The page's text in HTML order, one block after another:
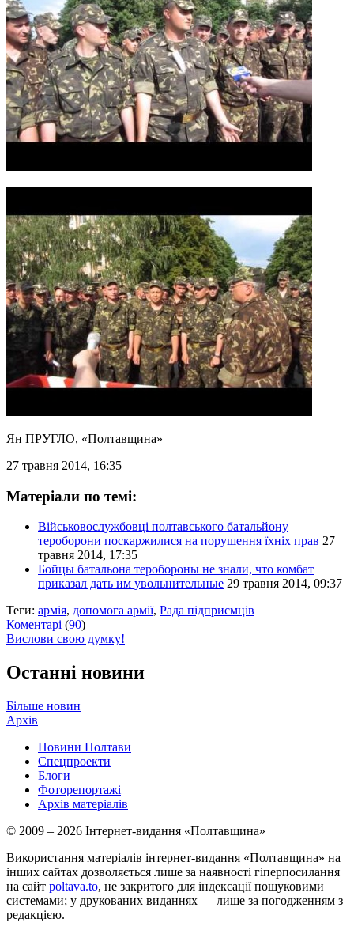
Ян ПРУГЛО, «Полтавщина»
27 травня 2014, 16:35
Матеріали по темі:
Військовослужбовці полтавського батальйону
тероборони поскаржилися на порушення їхніх прав 27
травня 2014, 17:35
Бойцы батальона теробороны не знали, что комбат
приказал дать им увольнительные 29 травня 2014, 09:37
Теги: армія, допомога армії, Рада підприємців
Коментарі (90)
Вислови свою думку!
Останні новини
Більше новин
Архів
Новини Полтави
Спецпроекти
Блоги
Фоторепортажі
Архів матеріалів
© 2009 – 2026 Інтернет-видання «Полтавщина»
Використання матеріалів інтернет-видання «Полтавщина» на
інших сайтах дозволяється лише за наявності гіперпосилання
на сайт poltava.to, не закритого для індексації пошуковими
системами; у друкованих виданнях — лише за погодженням з
редакцією.